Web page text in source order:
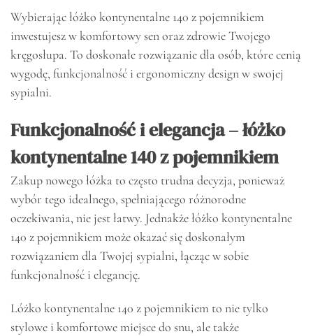
Wybierając łóżko kontynentalne 140 z pojemnikiem
inwestujesz w komfortowy sen oraz zdrowie Twojego
kręgosłupa. To doskonałe rozwiązanie dla osób, które cenią
wygodę, funkcjonalność i ergonomiczny design w swojej
sypialni.
Funkcjonalność i elegancja – łóżko
kontynentalne 140 z pojemnikiem
Zakup nowego łóżka to często trudna decyzja, ponieważ
wybór tego idealnego, spełniającego różnorodne
oczekiwania, nie jest łatwy. Jednakże łóżko kontynentalne
140 z pojemnikiem może okazać się doskonałym
rozwiązaniem dla Twojej sypialni, łącząc w sobie
funkcjonalność i elegancję.
Lóżko kontynentalne 140 z pojemnikiem to nie tylko
stylowe i komfortowe miejsce do snu, ale także